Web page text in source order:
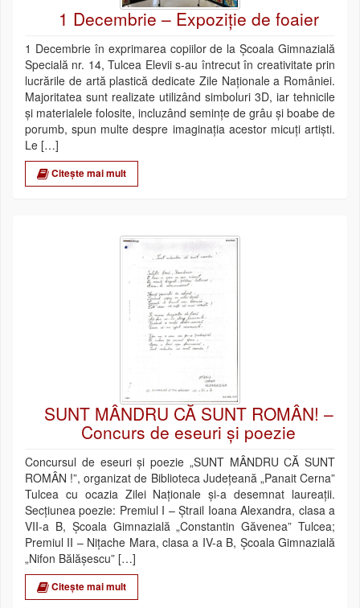
1 Decembrie – Expoziție de foaier
1 Decembrie în exprimarea copiilor de la Școala Gimnazială
Specială nr. 14, Tulcea Elevii s-au întrecut în creativitate prin
lucrările de artă plastică dedicate Zile Naționale a României.
Majoritatea sunt realizate utilizând simboluri 3D, iar tehnicile
și materialele folosite, incluzând semințe de grâu și boabe de
porumb, spun multe despre imaginația acestor micuți artiști.
Le […]
Citește mai mult
SUNT MÂNDRU CĂ SUNT ROMÂN! –
Concurs de eseuri și poezie
Concursul de eseuri și poezie „SUNT MÂNDRU CĂ SUNT
ROMÂN !”, organizat de Biblioteca Județeană „Panait Cerna”
Tulcea cu ocazia Zilei Naționale și-a desemnat laureații.
Secțiunea poezie: Premiul I – Ștrail Ioana Alexandra, clasa a
VII-a B, Școala Gimnazială „Constantin Găvenea” Tulcea;
Premiul II – Nițache Mara, clasa a IV-a B, Școala Gimnazială
„Nifon Bălășescu” […]
Citește mai mult